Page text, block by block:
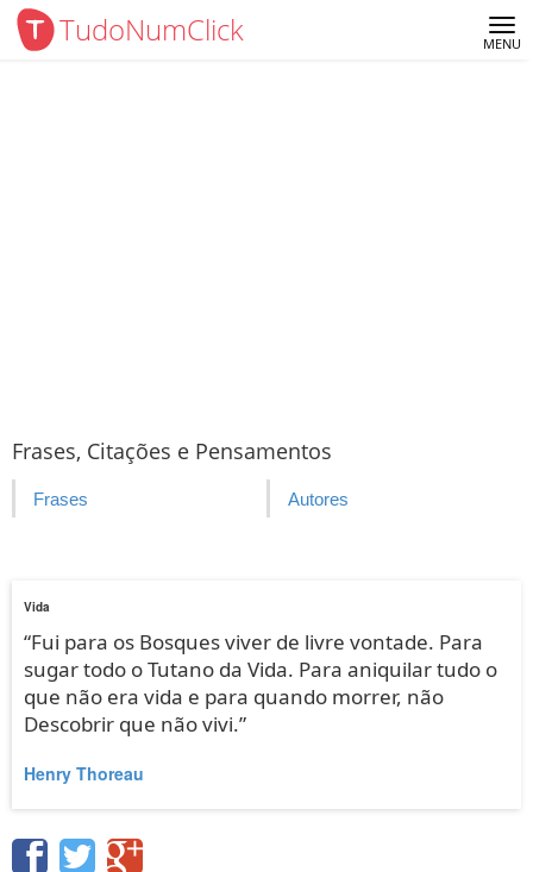
TudoNumClick MENU
Frases, Citações e Pensamentos
Frases Autores
Vida
“Fui para os Bosques viver de livre vontade. Para
sugar todo o Tutano da Vida. Para aniquilar tudo o
que não era vida e para quando morrer, não
Descobrir que não vivi.”
Henry Thoreau